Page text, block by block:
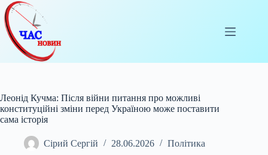
Перейти
до
вмісту
Леонід Кучма: Після війни питання про можливі
конституційні зміни перед Україною може поставити
сама історія
Сірий Сергій 28.06.2026 Політика